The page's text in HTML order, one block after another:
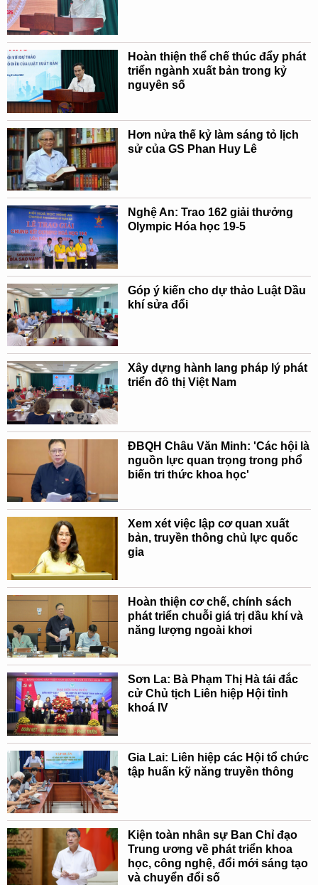
Hoàn thiện thể chế thúc đẩy phát
triển ngành xuất bản trong kỷ
nguyên số
Hơn nửa thế kỷ làm sáng tỏ lịch
sử của GS Phan Huy Lê
Nghệ An: Trao 162 giải thưởng
Olympic Hóa học 19-5
Góp ý kiến cho dự thảo Luật Dầu
khí sửa đổi
Xây dựng hành lang pháp lý phát
triển đô thị Việt Nam
ĐBQH Châu Văn Minh: 'Các hội là
nguồn lực quan trọng trong phổ
biến tri thức khoa học'
Xem xét việc lập cơ quan xuất
bản, truyền thông chủ lực quốc
gia
Hoàn thiện cơ chế, chính sách
phát triển chuỗi giá trị dầu khí và
năng lượng ngoài khơi
Sơn La: Bà Phạm Thị Hà tái đắc
cử Chủ tịch Liên hiệp Hội tỉnh
khoá IV
Gia Lai: Liên hiệp các Hội tổ chức
tập huấn kỹ năng truyền thông
Kiện toàn nhân sự Ban Chỉ đạo
Trung ương về phát triển khoa
học, công nghệ, đổi mới sáng tạo
và chuyển đổi số